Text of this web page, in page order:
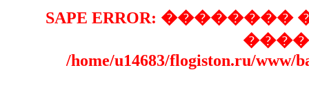
SAPE ERROR:
/home/u14683/flogiston.ru/www/